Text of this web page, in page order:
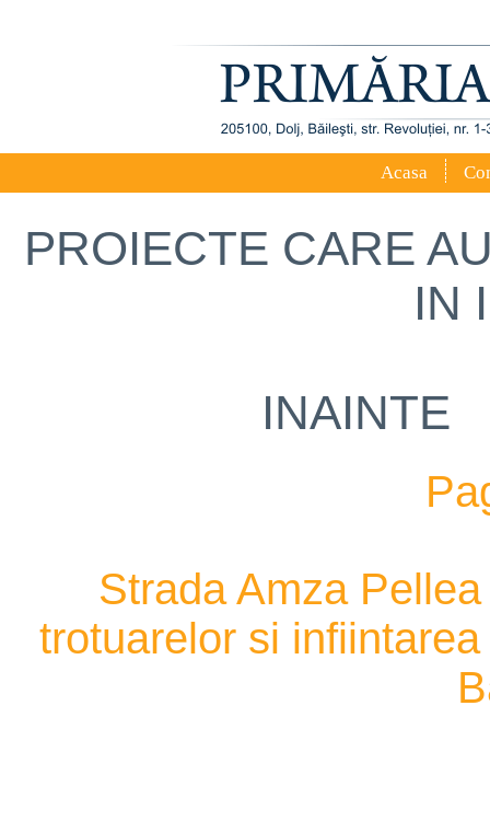
Acasa
PROIECTE CARE
IN
Strada Amza
trotuarelor si